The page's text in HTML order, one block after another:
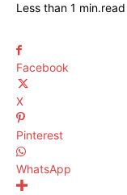
Less than 1 min.read
Facebook
X
Pinterest
WhatsApp